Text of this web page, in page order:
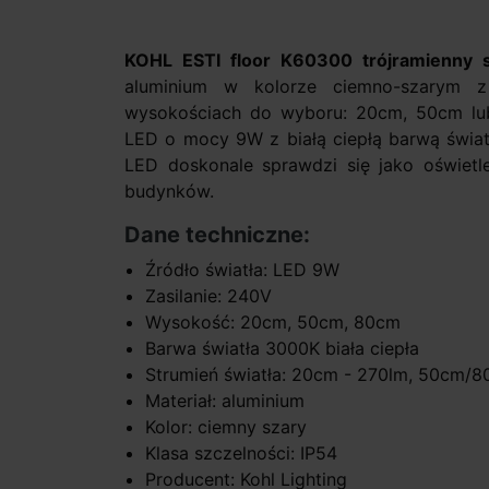
KOHL ESTI floor K60300 trójramienny
aluminium w kolorze ciemno-
wysokościach do wyboru: 20cm, 50cm
LED o mocy 9W z białą ciepłą barwą
LED doskonale sprawdzi się jako
budynków.
Dane techniczne:
Źródło światła: LED 9W
Zasilanie: 240V
Wysokość: 20cm, 50cm, 80cm
Barwa światła 3000K biała ciepła
Strumień światła: 20cm - 270lm, 50cm/
Materiał: aluminium
Kolor: ciemny szary
Klasa szczelności: IP54
Producent: Kohl Lighting